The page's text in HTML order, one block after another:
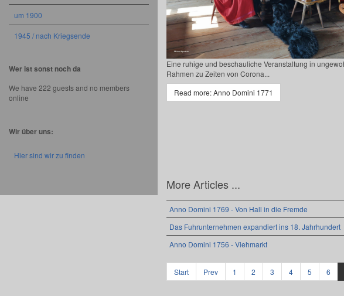
Eine ruhige und beschauliche Veranstaltung in
Rahmen zu Zeiten von Corona...
Read more: Anno Domini 1771
More Articles ...
Anno Domini 1769 - Von Hall in die Fremde
Das Fuhrunternehmen expandiert ins 18. Jahrhundert
Anno Domini 1756 - Viehmarkt
Start Prev 1 2 3 4 5 6
um 1900
1945 / nach Kriegsende
Wer ist sonst noch da
We have 222 guests and no members
online
Wir über uns:
Hier sind wir zu finden